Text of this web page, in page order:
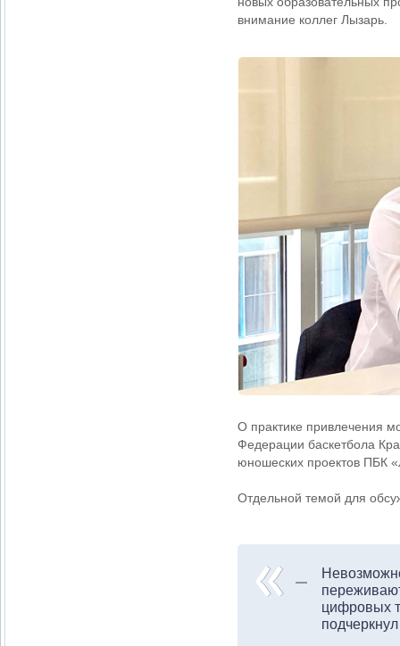
внимание коллег Лызарь.
О практике привлечения
Федерации баскетбола
юношеских проектов ПБК
Отдельной темой для
цифровых